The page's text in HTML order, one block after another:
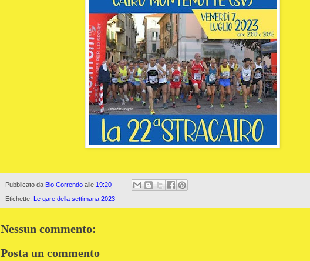
Pubblicato da Bio Correndo alle 19:20
Etichette: Le gare della settimana 2023
Nessun commento:
Posta un commento